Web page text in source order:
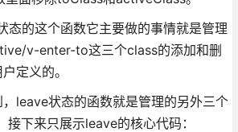
态的这个函数它主要做的事情就是管理
v-enter-to这三个class的添加和删
定义的。
leave状态的函数就是管理的另外三个
下来只展示leave的核心代码：